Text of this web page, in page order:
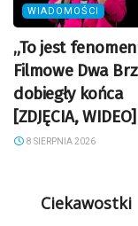
WIADOMOŚCI
„To jest
Filmowe Dwa
dobiegły końca
[ZDJĘCIA, WIDEO]
8 SIERPNIA 2026
Ciekawostki